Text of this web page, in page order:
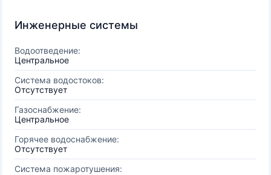
Инженерные системы
Водоотведение:
Центральное
Система водостоков:
Отсутствует
Газоснабжение:
Центральное
Горячее водоснабжение:
Отсутствует
Система пожаротушения: